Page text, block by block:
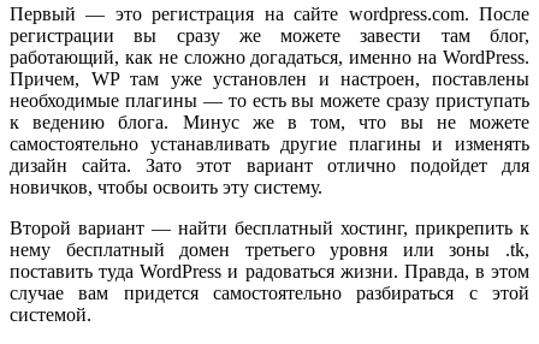
Первый — это регистрация на сайте wordpress.com. После
регистрации вы сразу же можете завести там блог,
работающий, как не сложно догадаться, именно на WordPress.
Причем, WP там уже установлен и настроен, поставлены
необходимые плагины — то есть вы можете сразу приступать
к ведению блога. Минус же в том, что вы не можете
самостоятельно устанавливать другие плагины и изменять
дизайн сайта. Зато этот вариант отлично подойдет для
новичков, чтобы освоить эту систему.
Второй вариант — найти бесплатный хостинг, прикрепить к
нему бесплатный домен третьего уровня или зоны .tk,
поставить туда WordPress и радоваться жизни. Правда, в этом
случае вам придется самостоятельно разбираться с этой
системой.